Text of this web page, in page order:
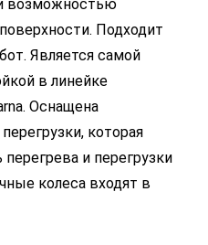
возможностью
Подходит
Является самой
в линейке
Оснащена
которая
и перегрузки
колеса входят в